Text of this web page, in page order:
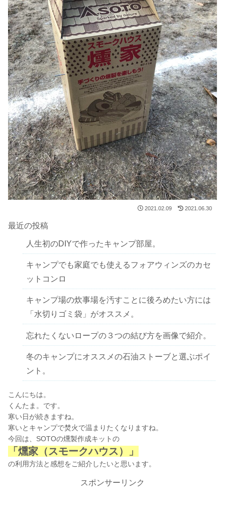
2021.02.09 2021.06.30
最近の投稿
人生初のDIYで作ったキャンプ部屋。
キャンプでも家庭でも使えるフォアウィンズのカセ
ットコンロ
キャンプ場の炊事場を汚すことに後ろめたい方には
「水切りゴミ袋」がオススメ。
忘れたくないロープの３つの結び方を画像で紹介。
冬のキャンプにオススメの石油ストーブと選ぶポイ
ント。
こんにちは。
くんたま。です。
寒い日が続きますね。
寒いとキャンプで焚火で温まりたくなりますね。
今回は、SOTOの燻製作成キットの
「燻家（スモークハウス）」
の利用方法と感想をご紹介したいと思います。
スポンサーリンク